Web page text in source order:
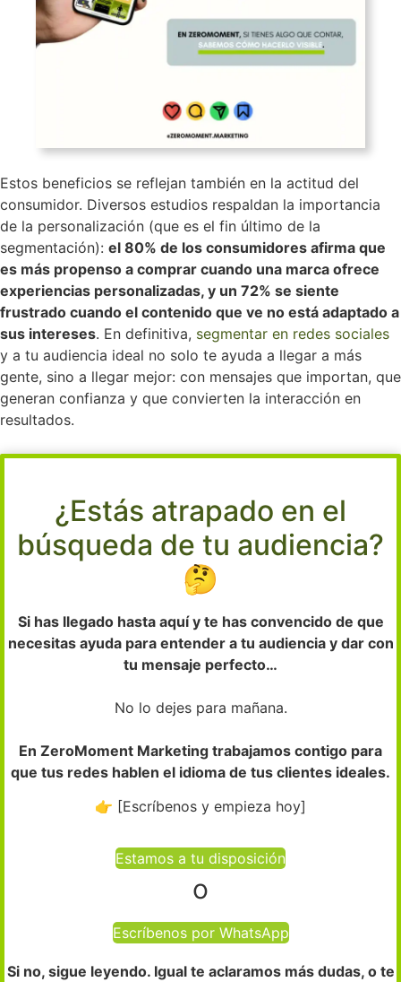
Estos beneficios se reflejan también en la actitud del
consumidor. Diversos estudios respaldan la importancia
de la personalización (que es el fin último de la
segmentación): el 80% de los consumidores afirma que
es más propenso a comprar cuando una marca ofrece
experiencias personalizadas, y un 72% se siente
frustrado cuando el contenido que ve no está adaptado a
sus intereses. En definitiva, segmentar en redes sociales
y a tu audiencia ideal no solo te ayuda a llegar a más
gente, sino a llegar mejor: con mensajes que importan, que
generan confianza y que convierten la interacción en
resultados.
¿Estás atrapado en el
búsqueda de tu audiencia?
🤔
Si has llegado hasta aquí y te has convencido de que
necesitas ayuda para entender a tu audiencia y dar con
tu mensaje perfecto…
No lo dejes para mañana.
En ZeroMoment Marketing trabajamos contigo para
que tus redes hablen el idioma de tus clientes ideales.
👉 [Escríbenos y empieza hoy]
Estamos a tu disposición
o
Escríbenos por WhatsApp
Si no, sigue leyendo. Igual te aclaramos más dudas, o te